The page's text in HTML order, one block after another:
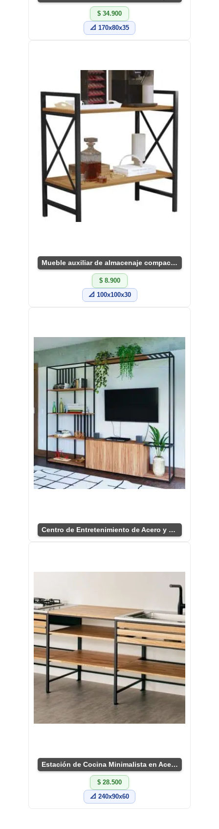
$ 34.900
📐 170x80x35
Mueble auxiliar de almacenaje compacto y útil
$ 8.900
📐 100x100x30
Centro de Entretenimiento de Acero y Roble
Estación de Cocina Minimalista en Acero y Roble
$ 28.500
📐 240x90x60